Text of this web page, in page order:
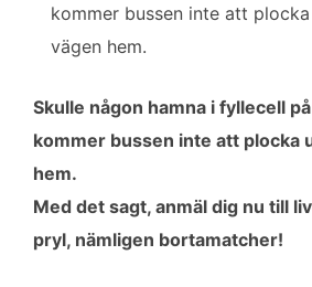
kommer bussen inte att
vägen hem.
Skulle någon hamna i fyllecell
kommer bussen inte att plocka
hem.
Med det sagt, anmäl dig nu till
pryl, nämligen bortamatcher!